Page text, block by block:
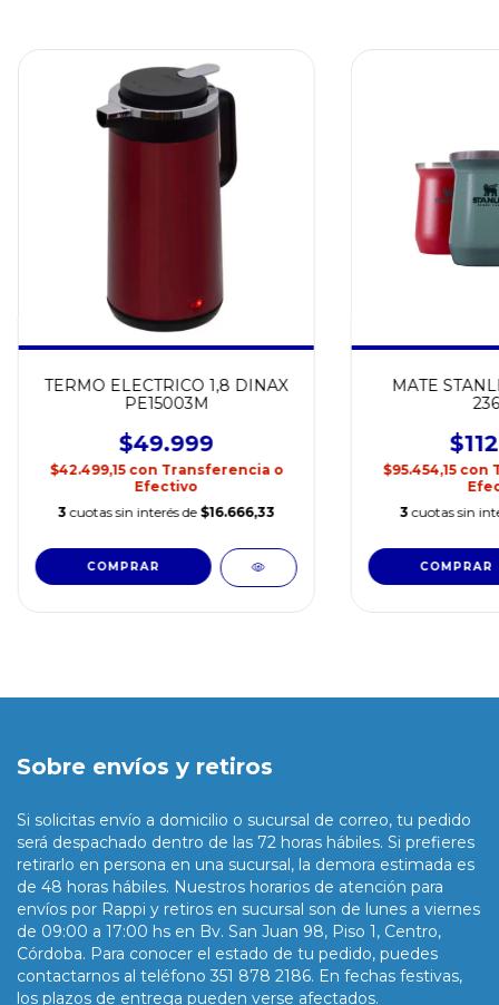
TERMO ELECTRICO 1,8 DINAX
PE15003M
$49.999
$42.499,15 con Transferencia o
Efectivo
3 cuotas sin interés de $16.666,33
MATE
$95.454,15 con
3 cuotas sin
Sobre envíos y retiros
Si solicitas envío a domicilio o sucursal de correo, tu pedido
será despachado dentro de las 72 horas hábiles. Si prefieres
retirarlo en persona en una sucursal, la demora estimada es
de 48 horas hábiles. Nuestros horarios de atención para
envíos por Rappi y retiros en sucursal son de lunes a viernes
de 09:00 a 17:00 hs en Bv. San Juan 98, Piso 1, Centro,
Córdoba. Para conocer el estado de tu pedido, puedes
contactarnos al teléfono 351 878 2186. En fechas festivas,
los plazos de entrega pueden verse afectados.